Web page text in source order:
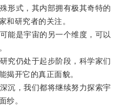
式，其内部拥有极其奇特的
和研究者的关注。
是宇宙的另一个维度，可以
仍处于起步阶段，科学家们
揭开它的真正面貌。
，我们都将继续努力探索宇
纱。